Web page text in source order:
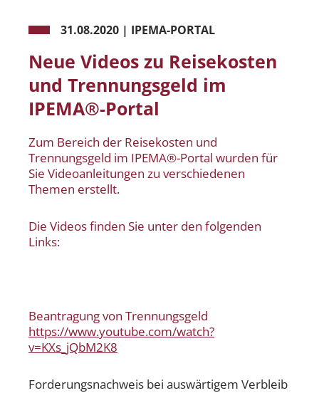
31.08.2020 | IPEMA-PORTAL
Neue Videos zu Reisekosten
und Trennungsgeld im
IPEMA®-Portal
Zum Bereich der Reisekosten und
Trennungsgeld im IPEMA®-Portal wurden für
Sie Videoanleitungen zu verschiedenen
Themen erstellt.
Die Videos finden Sie unter den folgenden
Links:
Beantragung von Trennungsgeld
https://www.youtube.com/watch?
v=KXs_jQbM2K8
Forderungsnachweis bei auswärtigem Verbleib